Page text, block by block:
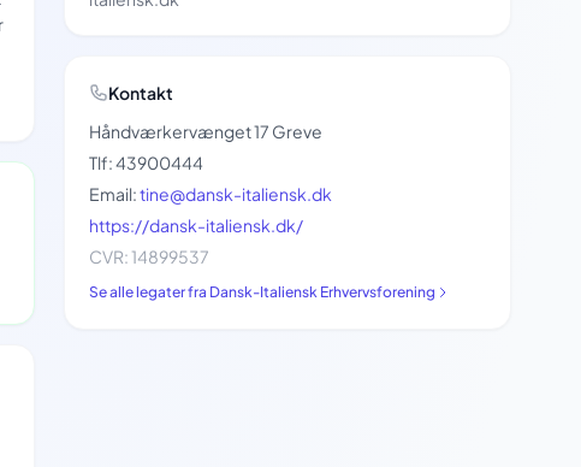
Kontakt
Håndværkervænget 17 Greve
Tlf: 43900444
Email:tine@dansk-italiensk.dk
https://dansk-italiensk.dk/
CVR: 14899537
Se alle legater fra Dansk-Italiensk Erhvervsforening